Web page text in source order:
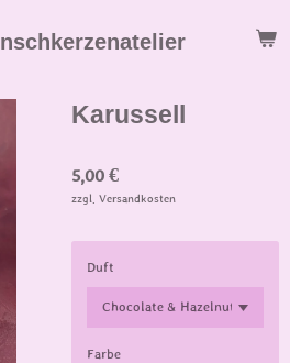
Karussell
5,00 €
zzgl. Versandkosten
Duft
Farbe